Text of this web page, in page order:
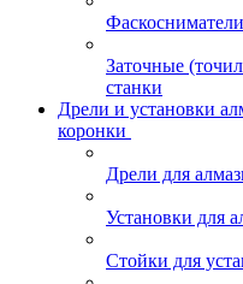
Заточные
станки
Дрели и установки
коронки
Дрели для
Установки для
Стойки для